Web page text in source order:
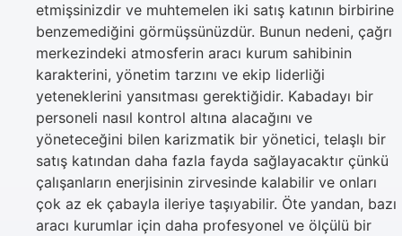
etmişsinizdir ve muhtemelen iki satış katının birbirine
benzemediğini görmüşsünüzdür. Bunun nedeni, çağrı
merkezindeki atmosferin aracı kurum sahibinin
karakterini, yönetim tarzını ve ekip liderliği
yeteneklerini yansıtması gerektiğidir. Kabadayı bir
personeli nasıl kontrol altına alacağını ve
yöneteceğini bilen karizmatik bir yönetici, telaşlı bir
satış katından daha fazla fayda sağlayacaktır çünkü
çalışanların enerjisinin zirvesinde kalabilir ve onları
çok az ek çabayla ileriye taşıyabilir. Öte yandan, bazı
aracı kurumlar için daha profesyonel ve ölçülü bir